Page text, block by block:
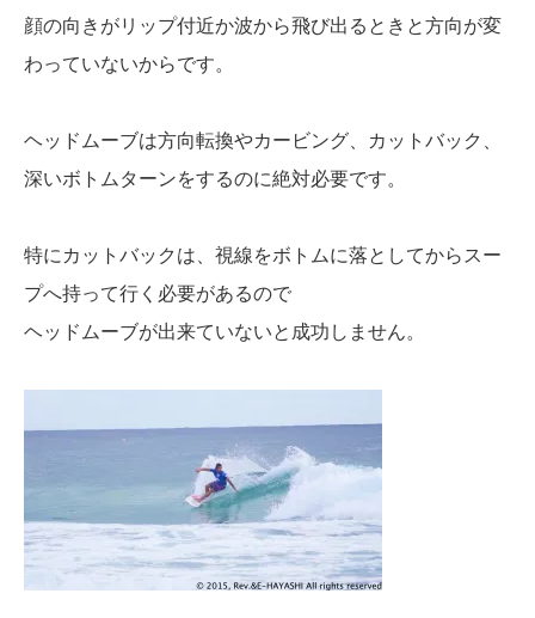
顔の向きがリップ付近か波から飛び出るときと方向が変
わっていないからです。
ヘッドムーブは方向転換やカービング、カットバック、
深いボトムターンをするのに絶対必要です。
特にカットバックは、視線をボトムに落としてからスー
プへ持って行く必要があるので
ヘッドムーブが出来ていないと成功しません。